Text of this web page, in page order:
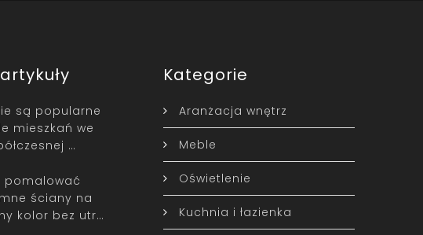
są popularne
mieszkań we
…
pomalować
ściany na
kolor bez utr…
Kategorie
Aranżacja wnętrz
Meble
Oświetlenie
Kuchnia i łazienka